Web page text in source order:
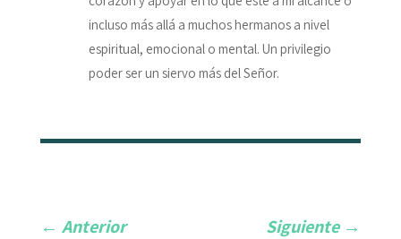
incluso más allá a muchos hermanos a nivel
espiritual, emocional o mental. Un privilegio
poder ser un siervo más del Señor.
← Anterior Siguiente→